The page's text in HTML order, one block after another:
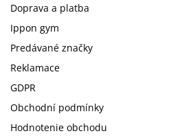
Doprava a platba
Ippon gym
Predávané značky
Reklamace
GDPR
Obchodní podmínky
Hodnotenie obchodu